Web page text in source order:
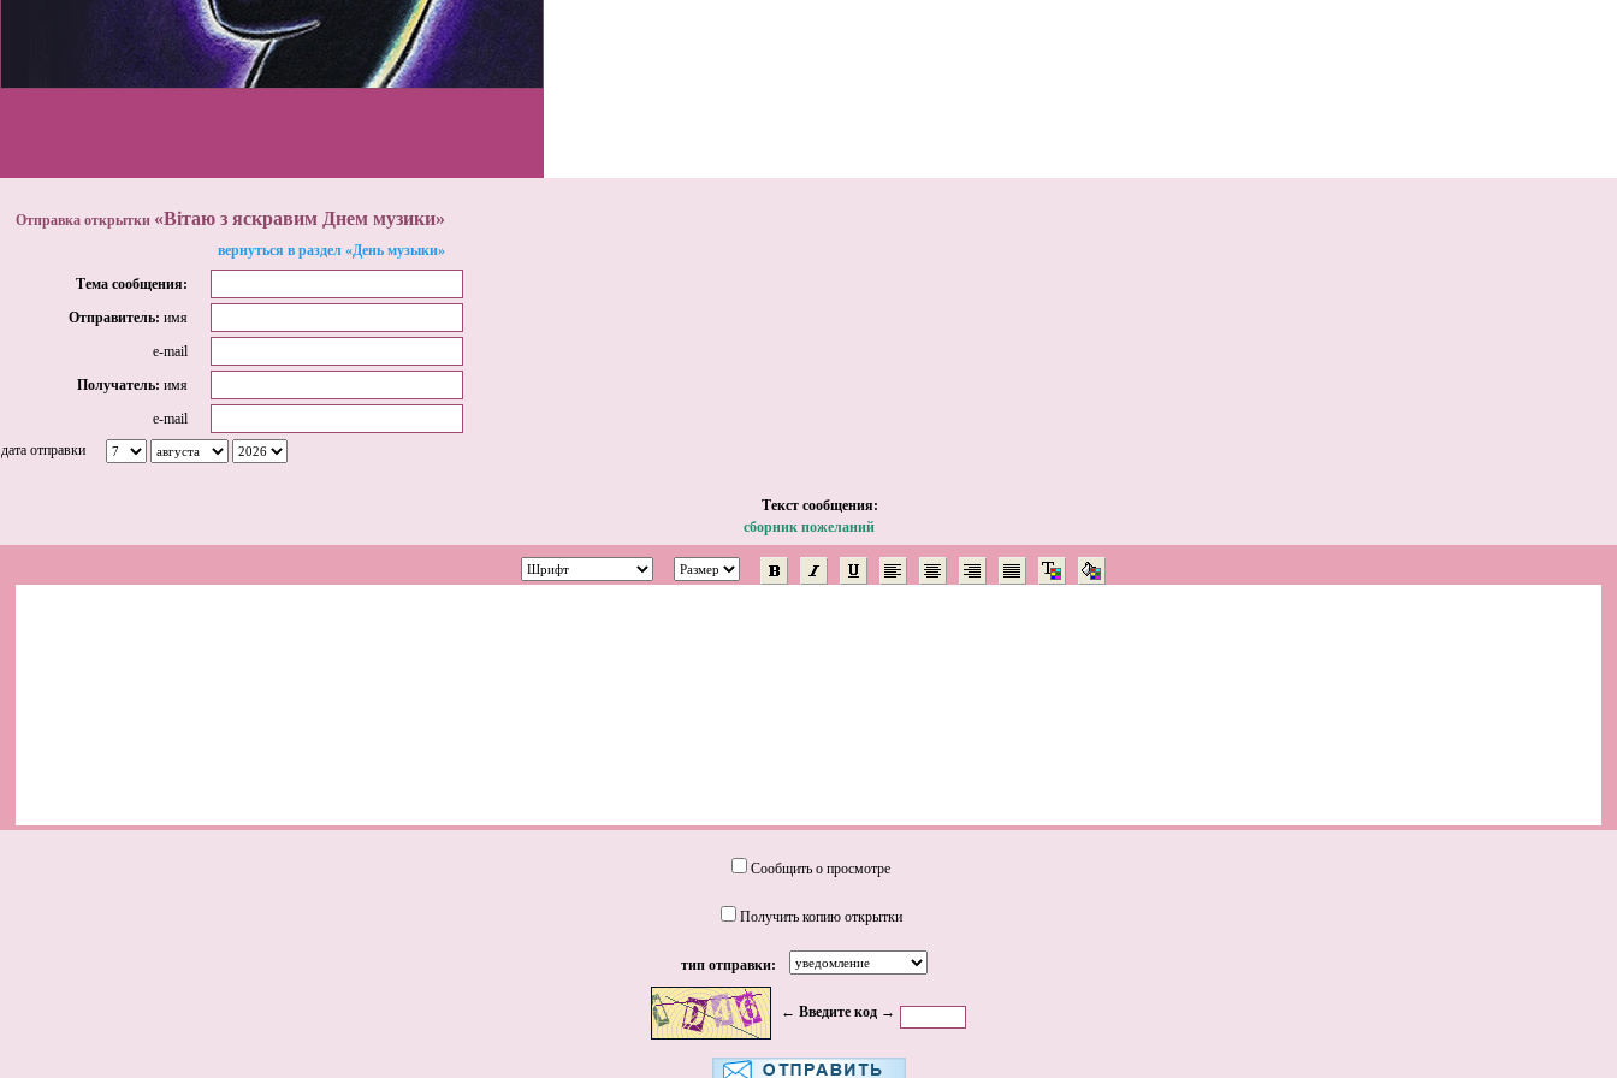
Отправка открытки «Вітаю з яскравим Днем музики»
вернуться в раздел «День музыки»
Тема сообщения:
Отправитель: имя
e-mail
Получатель: имя
e-mail
дата отправки
Tекст сообщения:
сборник пожеланий
Сообщить о просмотре
Получить копию открытки
тип отправки:
← Введите код →